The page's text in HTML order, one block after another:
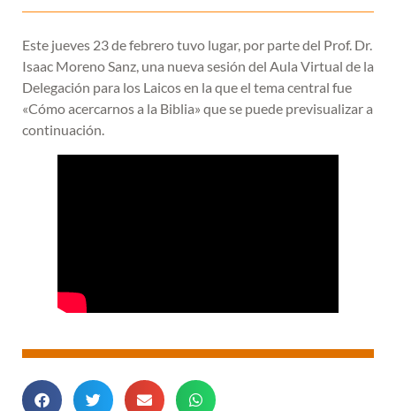
Este jueves 23 de febrero tuvo lugar, por parte del Prof. Dr.
Isaac Moreno Sanz, una nueva sesión del Aula Virtual de la
Delegación para los Laicos en la que el tema central fue
«Cómo acercarnos a la Biblia» que se puede previsualizar a
continuación.